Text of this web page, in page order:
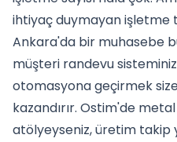
ihtiyaç duymayan işletme
Ankara'da bir muhasebe
müşteri randevu
otomasyona geçirmek
kazandırır. Ostim'de
atölyeyseniz, üretim takip